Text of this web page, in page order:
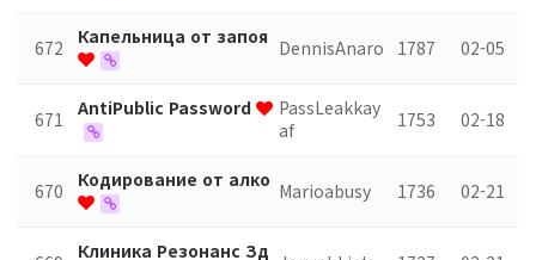
672 Капельница от запоя DennisAnaro 1787 02-05
671 AntiPublic Password
PassLeakkay
af
1753 02-18
670 Кодирование от алко Marioabusy 1736 02-21
Клиника Резонанс Зд